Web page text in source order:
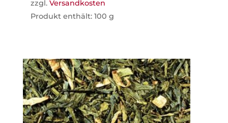
zzgl. Versandkosten
Produkt enthält: 100 g